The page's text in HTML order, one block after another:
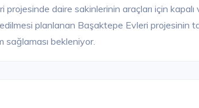
projesinde daire sakinlerinin araçları için
planlanan Başaktepe Evleri projesinin
sağlaması bekleniyor.